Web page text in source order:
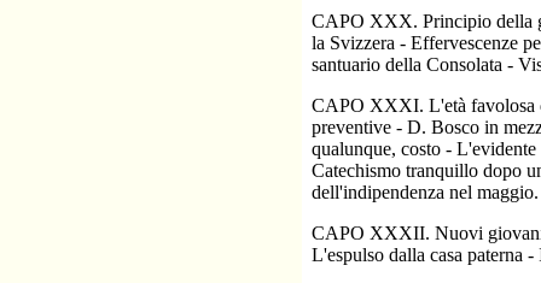
CAPO XXX. Principio della
la Svizzera - Effervescenze
santuario della Consolata -
CAPO XXXI. L'età favolosa
preventive - D. Bosco in
qualunque, costo -
Catechismo tranquillo dopo
dell'indipendenza nel maggio.
CAPO XXXII. Nuovi giovani
L'espulso dalla casa paterna